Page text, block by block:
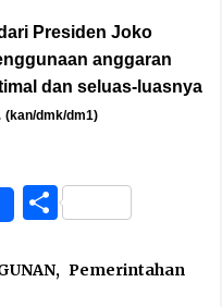
Presiden Joko
anggaran
dan seluas-luasnya
(kan/dmk/dm1)
Share
, Pemerintahan